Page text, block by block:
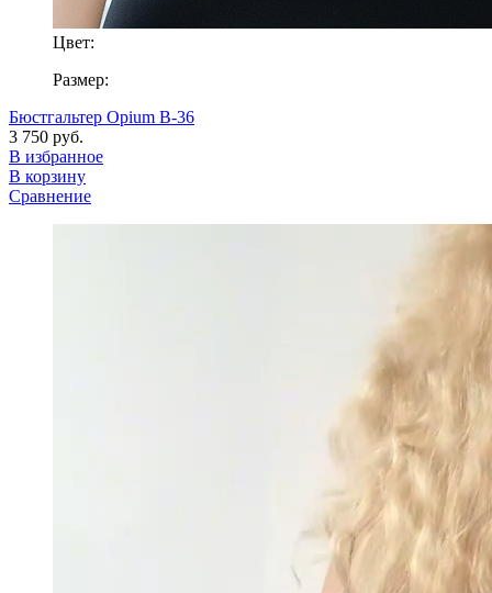
Цвет:
Размер:
Бюстгальтер Opium B-36
3 750 руб.
В избранное
В корзину
Сравнение